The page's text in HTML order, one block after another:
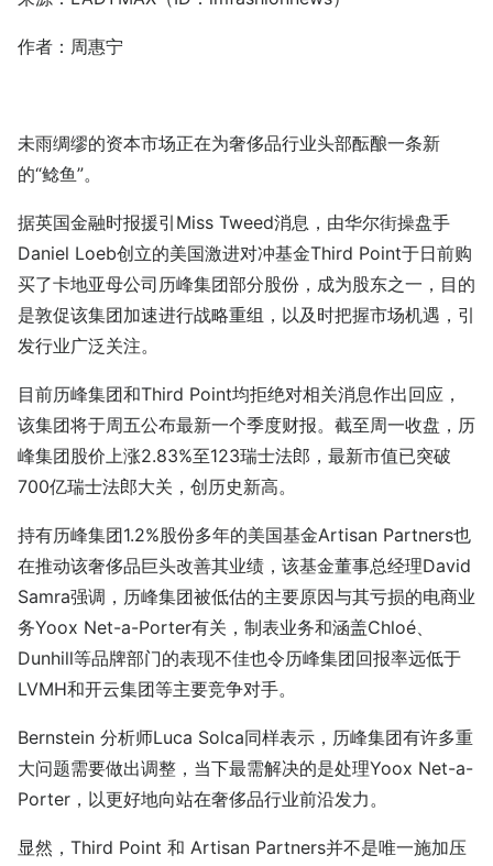
作者：周惠宁
未雨绸缪的资本市场正在为奢侈品行业头部酝酿一条新
的“鲶鱼”。
据英国金融时报援引Miss Tweed消息，由华尔街操盘手
Daniel Loeb创立的美国激进对冲基金Third Point于日前购
买了卡地亚母公司历峰集团部分股份，成为股东之一，目的
是敦促该集团加速进行战略重组，以及时把握市场机遇，引
发行业广泛关注。
目前历峰集团和Third Point均拒绝对相关消息作出回应，
该集团将于周五公布最新一个季度财报。截至周一收盘，历
峰集团股价上涨2.83%至123瑞士法郎，最新市值已突破
700亿瑞士法郎大关，创历史新高。
持有历峰集团1.2%股份多年的美国基金Artisan Partners也
在推动该奢侈品巨头改善其业绩，该基金董事总经理David
Samra强调，历峰集团被低估的主要原因与其亏损的电商业
务Yoox Net-a-Porter有关，制表业务和涵盖Chloé、
Dunhill等品牌部门的表现不佳也令历峰集团回报率远低于
LVMH和开云集团等主要竞争对手。
Bernstein 分析师Luca Solca同样表示，历峰集团有许多重
大问题需要做出调整，当下最需解决的是处理Yoox Net-a-
Porter，以更好地向站在奢侈品行业前沿发力。
显然，Third Point 和 Artisan Partners并不是唯一施加压